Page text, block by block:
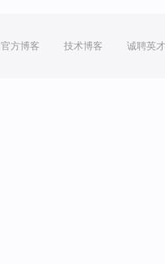
官方博客 技术博客 诚聘英才